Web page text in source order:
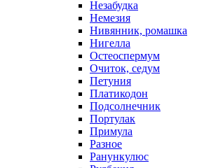
Незабудка
Немезия
Нивянник, ромашка
Нигелла
Остеоспермум
Очиток, седум
Петуния
Платикодон
Подсолнечник
Портулак
Примула
Разное
Ранункулюс